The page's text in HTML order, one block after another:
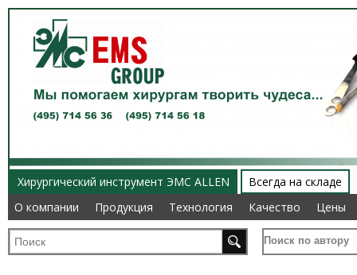
Хирургический инструмент ЭМС ALLEN
О компании
Продукция Технология Качество Цены
Всегда на складе
О компании
Продукция Технология Качество Цены
Поиск по автору